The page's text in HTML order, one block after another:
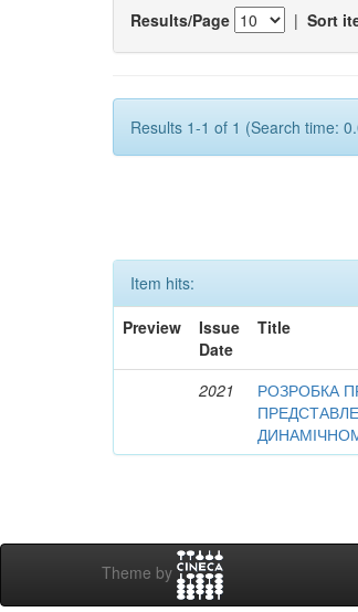
Results/Page | Sort
Results 1-1 of 1 (Search time:
Item hits:
Preview
Issue
Date
Title
2021
РОЗРОБКА
Theme by